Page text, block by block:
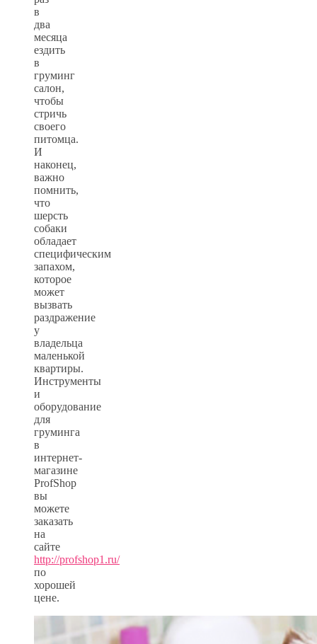
в
два
месяца
ездить
в
груминг
салон,
чтобы
стричь
своего
питомца.
И
наконец,
важно
помнить,
что
шерсть
собаки
обладает
специфическим
запахом,
которое
может
вызвать
раздражение
у
владельца
маленькой
квартиры.
Инструменты
и
оборудование
для
груминга
в
интернет-
магазине
ProfShop
вы
можете
заказать
на
сайте
http://profshop1.ru/
по
хорошей
цене.